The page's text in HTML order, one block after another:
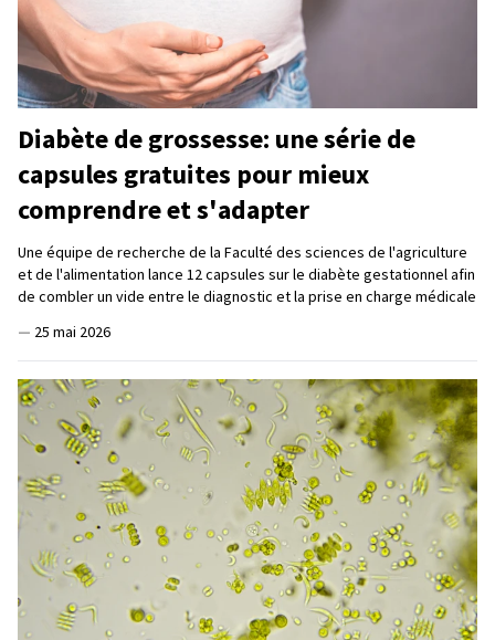
Diabète de grossesse: une série de
capsules gratuites pour mieux
comprendre et s'adapter
Une équipe de recherche de la Faculté des sciences de l'agriculture
et de l'alimentation lance 12 capsules sur le diabète gestationnel afin
de combler un vide entre le diagnostic et la prise en charge médicale
— 25 mai 2026